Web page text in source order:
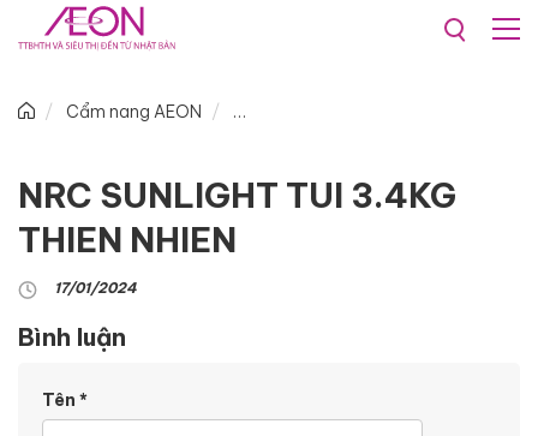
Cẩm nang AEON
NRC SUNLIGHT TUI 3.4KG
THIEN NHIEN
17/01/2024
Bình luận
Tên *